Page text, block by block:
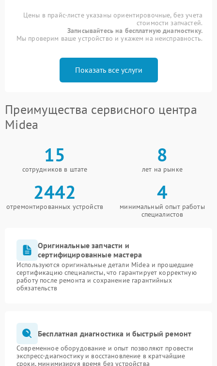
Цены в прайс-листе указаны ориентировочные, без учета
стоимости запчастей.
Записывайтесь на бесплатную диагностику.
Мы проверим ваше устройство и укажем на неисправность.
Показать все услуги
Преимущества сервисного центра
Midea
15
сотрудников в штате
8
лет на рынке
2442
отремонтированных устройств
4
минимальный опыт работы
специалистов
Оригинальные запчасти и
сертифицированные мастера
Используются оригинальные детали Midea и прошедшие
сертификацию специалисты, что гарантирует корректную
работу после ремонта и сохранение гарантийных
обязательств
Бесплатная диагностика и быстрый ремонт
Современное оборудование и опыт позволяют провести
экспресс-диагностику и восстановление в кратчайшие
сроки, минимизируя время без устройства